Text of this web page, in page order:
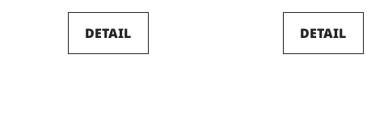
DETAIL DETAIL